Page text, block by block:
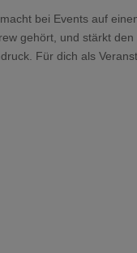
bei Events auf
gehört, und stärkt den
Für dich als
Textilien mit Stickerei